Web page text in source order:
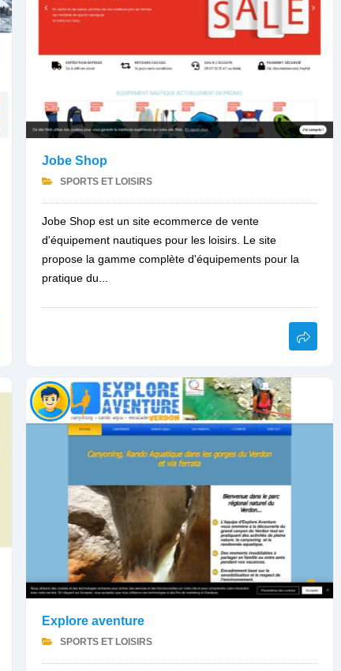
Jobe Shop
SPORTS ET LOISIRS
Jobe Shop est un site ecommerce de vente
d'équipement nautiques pour les loisirs. Le site
propose la gamme complète d'équipements pour la
pratique du...
Explore aventure
SPORTS ET LOISIRS